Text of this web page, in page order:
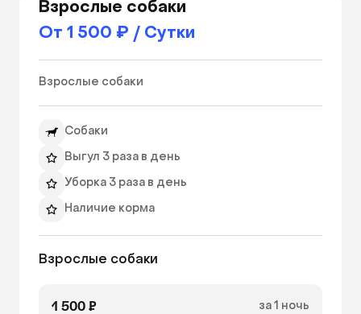
Взрослые собаки
От 1 500 ₽ / Сутки
Взрослые собаки
Собаки
Выгул 3 раза в день
Уборка 3 раза в день
Наличие корма
Взрослые собаки
1 500 ₽ за 1 ночь